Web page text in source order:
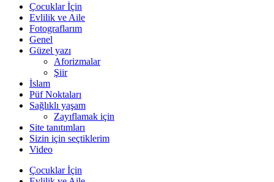
Çocuklar İçin
Evlilik ve Aile
Fotograflarım
Genel
Güzel yazı
Aforizmalar
Şiir
İslam
Püf Noktaları
Sağlıklı yaşam
Zayıflamak için
Site tanıtımları
Sizin için seçtiklerim
Video
Çocuklar İçin